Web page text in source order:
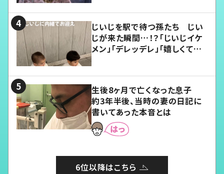
じいじを駅で待つ孫たち じい
じが来た瞬間…！？「じいじイケ
メン」「デレッデレ」「嬉しくて可
生後8ヶ月で亡くなった息子
約3年半後、当時の妻の日記に
書いてあった本音とは
6位以降はこちら